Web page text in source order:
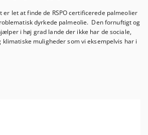
er let at finde de RSPO certificerede palmeolier
dyrkede palmeolie. Den fornuftigt og
i høj grad lande der ikke har de sociale,
muligheder som vi eksempelvis har i